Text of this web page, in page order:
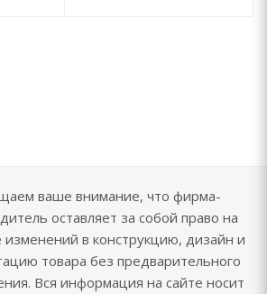
ваше внимание, что фирма-
оставляет за собой право на
изменений в конструкцию, дизайн и
товара без предварительного
Вся информация на сайте носит